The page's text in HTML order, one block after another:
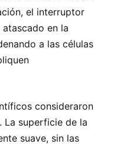
el interruptor
en la
a las células
consideraron
La superficie de la
suave, sin las